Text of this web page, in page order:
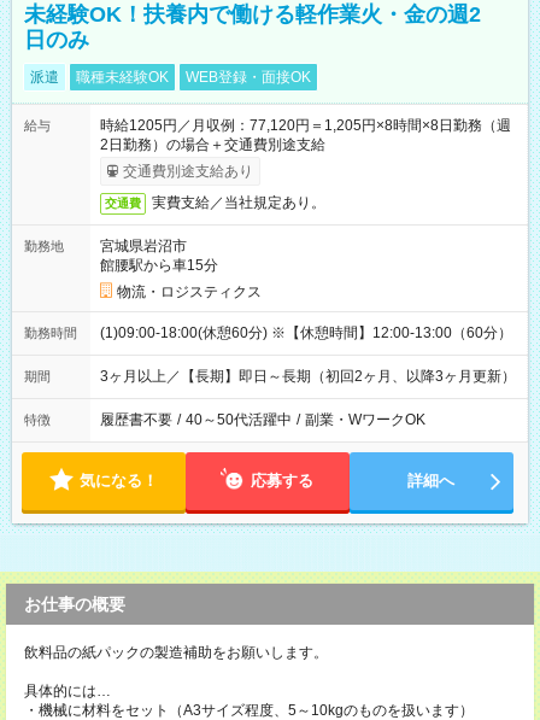
未経験OK！扶養内で働ける軽作業火・金の週2
日のみ
派遣 職種未経験OK WEB登録・面接OK
給与
時給1205円／月収例：77,120円＝1,205円×8時間×8日勤務（週
2日勤務）の場合＋交通費別途支給
交通費別途支給あり
交通費 実費支給／当社規定あり。
勤務地
宮城県岩沼市
館腰駅から車15分
物流・ロジスティクス
勤務時間 (1)09:00-18:00(休憩60分) ※【休憩時間】12:00-13:00（60分）
期間 3ヶ月以上／【長期】即日～長期（初回2ヶ月、以降3ヶ月更新）
特徴 履歴書不要 / 40～50代活躍中 / 副業・WワークOK
気になる！ 応募する 詳細へ
お仕事の概要
飲料品の紙パックの製造補助をお願いします。
具体的には…
・機械に材料をセット（A3サイズ程度、5～10kgのものを扱います）